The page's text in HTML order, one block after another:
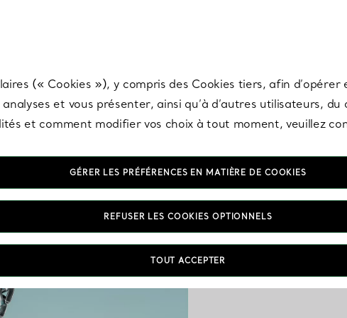
touche
(« Cookies »), y compris des Cookies tiers, afin
et vous présenter, ainsi qu’à d’autres utilisateurs,
et comment modifier vos choix à tout moment, veuillez
GÉRER LES PRÉFÉRENCES EN MATIÈRE DE COOKIES
REFUSER LES COOKIES OPTIONNELS
TOUT ACCEPTER